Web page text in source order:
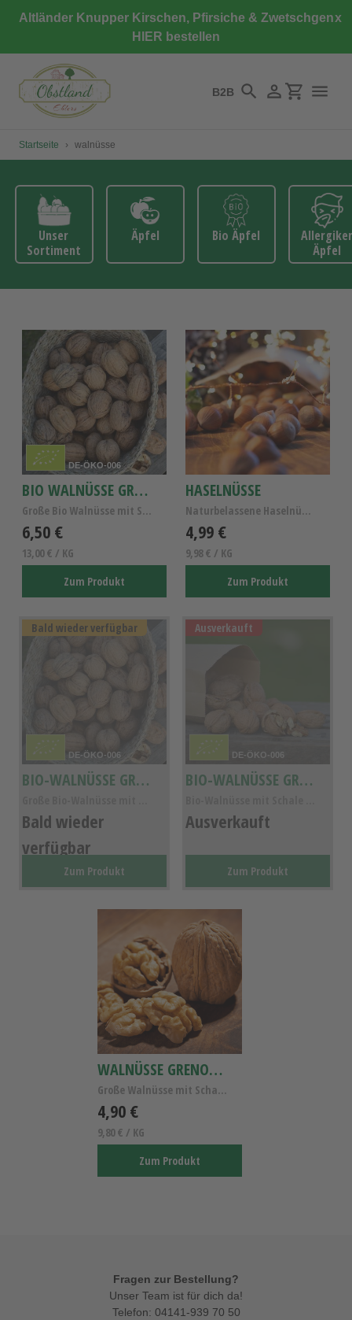
zumAltländer Knupper Kirschen, Pfirsiche & Zwetschgen
HIER bestellen
x
B2B SuchenEinloggen
Startseite › walnüsse
Unser
Sortiment
Äpfel Bio Äpfel
Äpfel
DE-ÖKO-006
BIO WALNÜSSE GRENOBLE
Große Bio Walnüsse mit Schale aus Frankreich - No...
6,50 €
13,00 € / KG
Zum Produkt
HASELNÜSSE
Naturbelassene Haselnüsse aus Frankreich 500g
4,99 €
9,98 € / KG
Zum Produkt
Bald wieder verfügbar
DE-ÖKO-006
BIO-WALNÜSSE GRENOBLE 5KG
Bald wieder
verfügbar
Zum Produkt
Ausverkauft
DE-ÖKO-006
BIO-WALNÜSSE GRENOBLE
Ausverkauft
Zum Produkt
WALNÜSSE GRENOBLE
Große Walnüsse mit Schale - Noix de Grenoble
4,90 €
9,80 € / KG
Zum Produkt
Fragen zur Bestellung?
Unser Team ist für dich da!
Telefon: 04141-939 70 50